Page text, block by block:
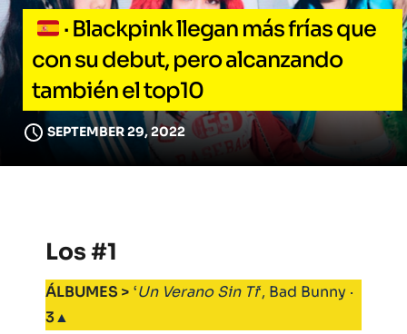
· Blackpink llegan más frías que
con su debut, pero alcanzando
también el top10
SEPTEMBER 29, 2022
Los #1
ÁLBUMES > ‘Un Verano Sin Ti‘, Bad Bunny ·
3▲